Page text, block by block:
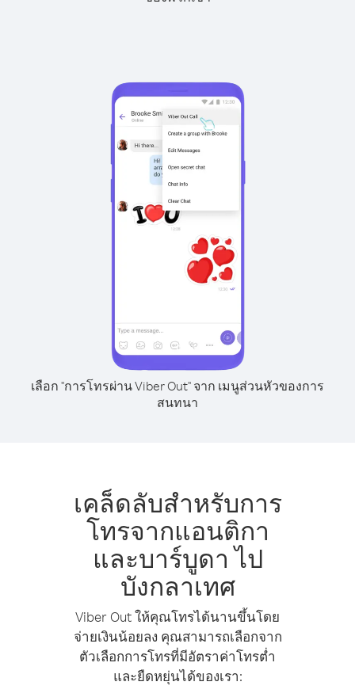
เลือก "การโทรผ่าน Viber Out" จาก เมนูส่วนหัวของการ
สนทนา
เคล็ดลับสำหรับการ
โทรจากแอนติกา
และบาร์บูดา ไป
บังกลาเทศ
Viber Out ให้คุณโทรได้นานขึ้นโดย
จ่ายเงินน้อยลง คุณสามารถเลือกจาก
ตัวเลือกการโทรที่มีอัตราค่าโทรต่ำ
และยืดหยุ่นได้ของเรา: